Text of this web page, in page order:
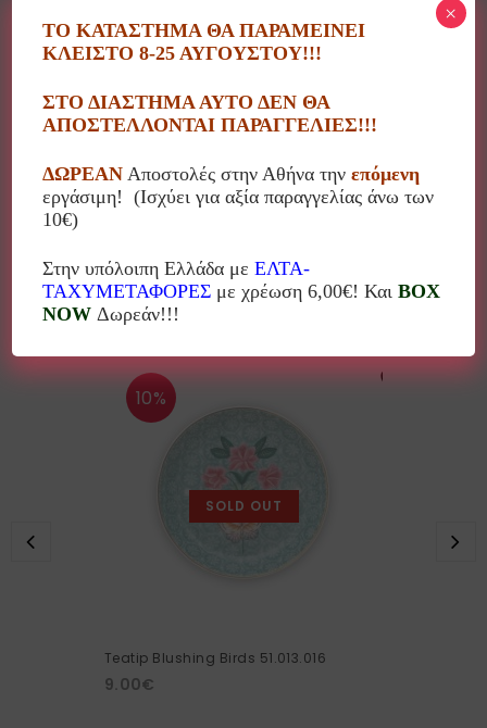
Φλυτζάνι cappuccino με πιατάκι Blushing Birds
Khaki
Pip studio 51.004.089
Σχετικά προϊόντα
10%
SOLD OUT
Teatip Blushing Birds 51.013.016
9.00€
ΤΟ ΚΑΤΑΣΤΗΜΑ ΘΑ ΠΑΡΑΜΕΙΝΕΙ
ΚΛΕΙΣΤΟ 8-25 ΑΥΓΟΥΣΤΟΥ!!!
ΣΤΟ ΔΙΑΣΤΗΜΑ ΑΥΤΟ ΔΕΝ ΘΑ
ΑΠΟΣΤΕΛΛΟΝΤΑΙ ΠΑΡΑΓΓΕΛΙΕΣ!!!
ΔΩΡΕΑΝ Αποστολές στην Αθήνα τηνεπόμενη
εργάσιμη! (Ισχύει για αξία παραγγελίας άνω των
10€)
Στην υπόλοιπη Ελλάδα μεΕΛΤΑ-
ΤΑΧΥΜΕΤΑΦΟΡΕΣ με χρέωση 6,00€! ΚαιBOX
NOW Δωρεάν!!!
×